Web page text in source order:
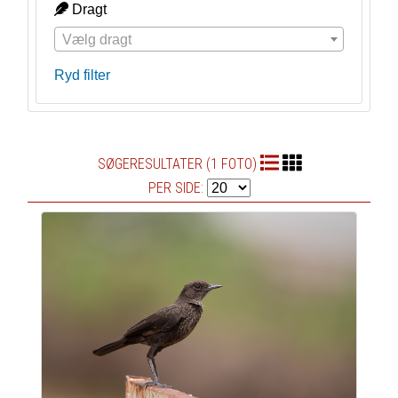
Dragt
Vælg dragt
Ryd filter
SØGERESULTATER (1 FOTO)
PER SIDE: